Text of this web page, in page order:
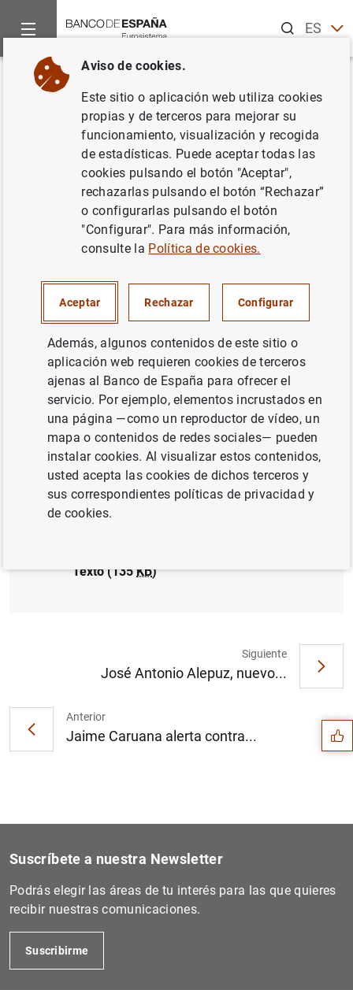
ESEN
Inicio Noticias y eventos
Volver
El Banco de España acoge la
Octava Conferencia del Banco
Mundial sobre Desarrollo en
América Latina y el Caribe
El Banco de España acoge la Octava
Conferencia del Banco Mundial sobre
Desarrollo en América Latina y el Caribe.
Comunicado del Banco Mundial (123KB)
El Banco de España acoge la Octava
Texto (135KB)
Anterior
Jaime Caruana alerta contra...
Siguiente
José Antonio Alepuz, nuevo... Sugerencias
Suscríbete a nuestra Newsletter
Podrás elegir las áreas de tu interés para las que quieres
recibir nuestras comunicaciones.
Suscribirme
Aviso de cookies.
Este sitio o aplicación web utiliza cookies
propias y de terceros para mejorar su
funcionamiento, visualización y recogida
de estadísticas. Puede aceptar todas las
cookies pulsando el botón "Aceptar",
rechazarlas pulsando el botón “Rechazar”
o configurarlas pulsando el botón
"Configurar". Para más información,
consulte la Política de cookies.
Aceptar Rechazar Configurar
Además, algunos contenidos de este sitio o
aplicación web requieren cookies de terceros
ajenas al Banco de España para ofrecer el
servicio. Por ejemplo, elementos incrustados en
una página —como un reproductor de vídeo, un
mapa o contenidos de redes sociales— pueden
instalar cookies. Al visualizar estos contenidos,
usted acepta las cookies de dichos terceros y
sus correspondientes políticas de privacidad y
de cookies.